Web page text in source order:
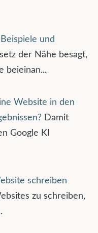
und
der Nähe besagt,
beieinan...
Website in den
Damit
Google KI
schreiben
zu schreiben,